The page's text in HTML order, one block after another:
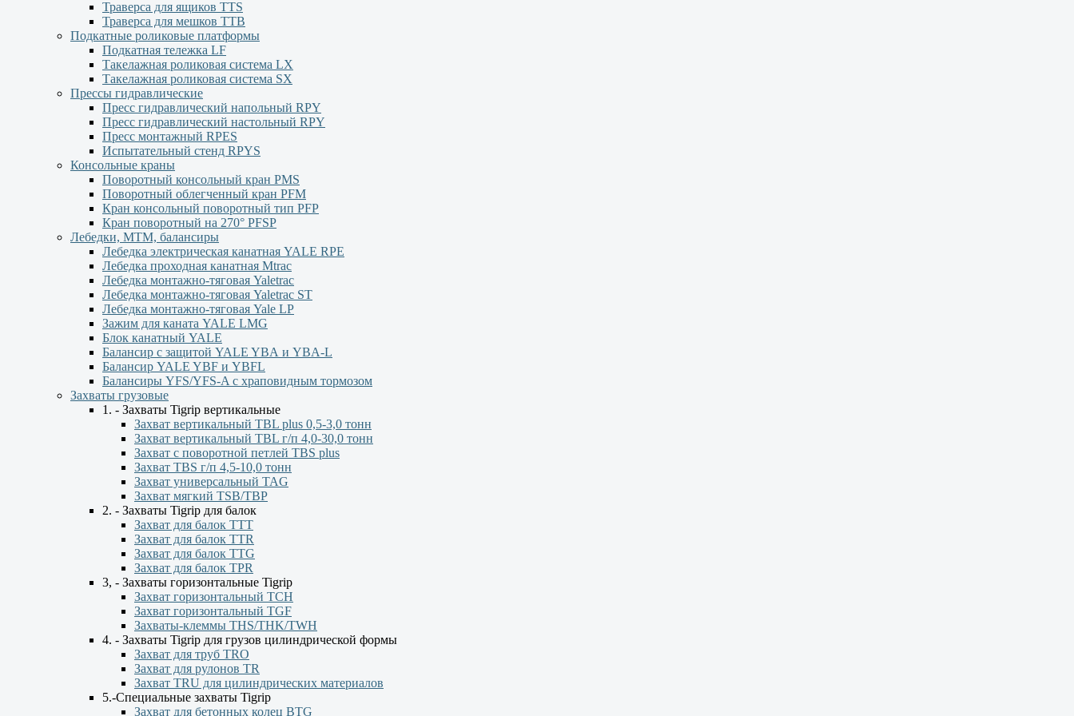
Траверса для ящиков ТТS
Траверса для мешков ТТВ
Подкатные роликовые платформы
Подкатная тележка LF
Такелажная роликовая система LX
Такелажная роликовая система SX
Прессы гидравлические
Пресс гидравлический напольный RPY
Пресс гидравлический настольный RPY
Пресс монтажный RPES
Испытательный стенд RPYS
Консольные краны
Поворотный консольный кран PMS
Поворотный облегченный кран PFM
Кран консольный поворотный тип PFP
Кран поворотный на 270° PFSP
Лебедки, МТМ, балансиры
Лебедка электрическая канатная YALE RPE
Лебедка проходная канатная Mtrac
Лебедка монтажно-тяговая Yaletrac
Лебедка монтажно-тяговая Yaletrac ST
Лебедка монтажно-тяговая Yale LP
Зажим для каната YALE LMG
Блок канатный YALE
Балансир с защитой YALE YBА и YBА-L
Балансир YALE YBF и YBFL
Балансиры YFS/YFS-A с храповидным тормозом
Захваты грузовые
1. - Захваты Tigrip вертикальные
Захват вертикальный TBL plus 0,5-3,0 тонн
Захват вертикальный TBL г/п 4,0-30,0 тонн
Захват с поворотной петлей TBS plus
Захват TBS г/п 4,5-10,0 тонн
Захват универсальный TAG
Захват мягкий TSB/TBP
2. - Захваты Tigrip для балок
Захват для балок ТТТ
Захват для балок TTR
Захват для балок TTG
Захват для балок TPR
3, - Захваты горизонтальные Tigrip
Захват горизонтальный ТСН
Захват горизонтальный ТGF
Захваты-клеммы THS/THK/TWH
4. - Захваты Tigrip для грузов цилиндрической формы
Захват для труб TRO
Захват для рулонов TR
Захват TRU для цилиндрических материалов
5.-Специальные захваты Tigrip
Захват для бетонных колец BTG